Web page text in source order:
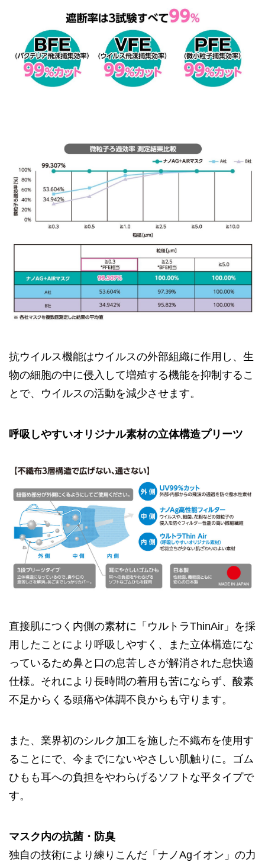
抗ウイルス機能はウイルスの外部組織に作用し、生
物の細胞の中に侵入して増殖する機能を抑制するこ
とで、ウイルスの活動を減少させます。
呼吸しやすいオリジナル素材の立体構造プリーツ
直接肌につく内側の素材に「ウルトラThinAir」を採
用したことにより呼吸しやすく、また立体構造にな
っているため鼻と口の息苦しさが解消された息快適
仕様。それにより長時間の着用も苦にならず、酸素
不足からくる頭痛や体調不良からも守ります。
また、業界初のシルク加工を施した不織布を使用す
ることにで、今までにないやさしい肌触りに。ゴム
ひもも耳への負担をやわらげるソフトな平タイプで
す。
マスク内の抗菌・防臭
独自の技術により練りこんだ「ナノAgイオン」の力